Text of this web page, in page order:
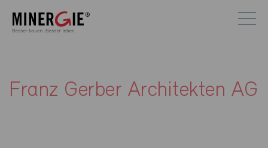
Franz Gerber Architekten AG